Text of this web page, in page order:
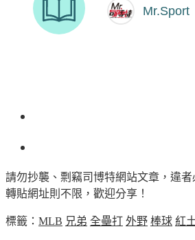
請勿抄襲、剽竊司博特網站文章，違
轉貼網址則不限，歡迎分享！
標籤： MLB 兄弟 全壘打 外野 棒球 紅